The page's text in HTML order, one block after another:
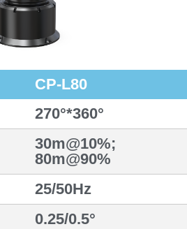
CP-L80
270°*360°
30m@10%;
80m@90%
25/50Hz
0.25/0.5°